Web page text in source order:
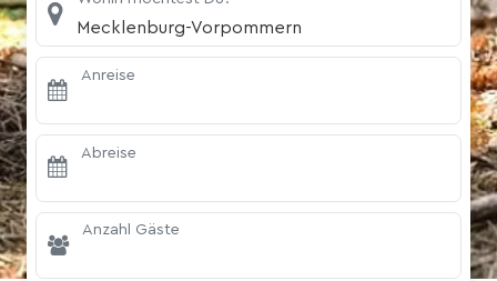
Mecklenburg-Vorpommern
Anreise
Abreise
Anzahl Gäste